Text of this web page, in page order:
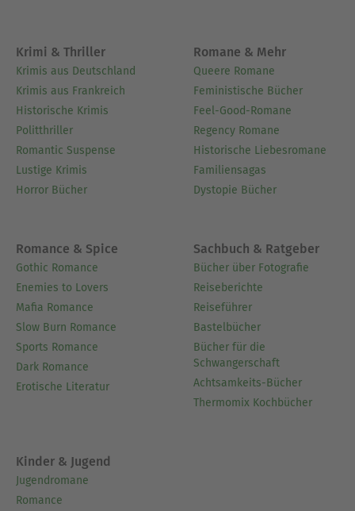
Krimi & Thriller
Krimis aus Deutschland
Krimis aus Frankreich
Historische Krimis
Politthriller
Romantic Suspense
Lustige Krimis
Horror Bücher
Romane & Mehr
Queere Romane
Feministische Bücher
Feel-Good-Romane
Regency Romane
Historische Liebesromane
Familiensagas
Dystopie Bücher
Romance & Spice
Gothic Romance
Enemies to Lovers
Mafia Romance
Slow Burn Romance
Sports Romance
Dark Romance
Erotische Literatur
Sachbuch & Ratgeber
Bücher über Fotografie
Reiseberichte
Reiseführer
Bastelbücher
Bücher für die
Schwangerschaft
Achtsamkeits-Bücher
Thermomix Kochbücher
Kinder & Jugend
Jugendromane
Romance